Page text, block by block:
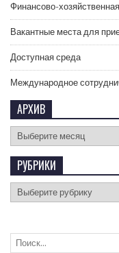
Финансово-
Вакантные места для
Доступная среда
Международное
АРХИВ
РУБРИКИ